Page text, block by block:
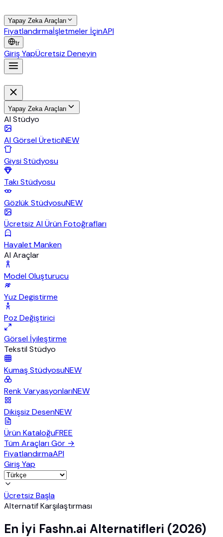
Yapay Zeka Araçları
Fiyatlandırmaİşletmeler İçinAPI
tr
Giriş YapÜcretsiz Deneyin
Yapay Zeka Araçları
AI Stüdyo
AI Görsel ÜreticiNEW
Giysi Stüdyosu
Takı Stüdyosu
Gözlük StüdyosuNEW
Ücretsiz AI Ürün Fotoğrafları
Hayalet Manken
AI Araçlar
Model Oluşturucu
Yuz Degistirme
Poz Değiştirici
Görsel İyileştirme
Tekstil Stüdyo
Kumaş StüdyosuNEW
Renk VaryasyonlarıNEW
Dikişsiz DesenNEW
Ürün KataloğuFREE
Tüm Araçları Gör →
FiyatlandırmaAPI
Giriş Yap
Ücretsiz Başla
Alternatif Karşılaştırması
En İyi Fashn.ai Alternatifleri (2026)